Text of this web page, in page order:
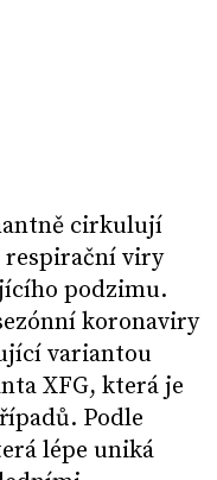
cirkulují
respirační viry
podzimu.
koronaviry
variantou
XFG, která je
Podle
lépe uniká